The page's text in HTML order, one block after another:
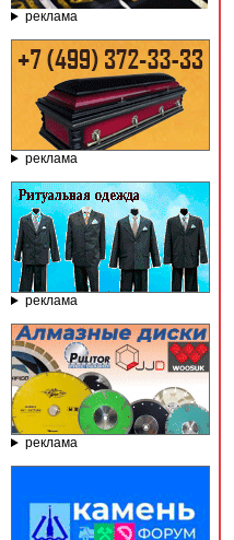
реклама
реклама
реклама
реклама